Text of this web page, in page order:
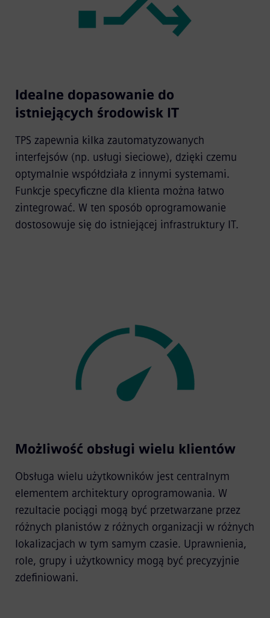
Idealne dopasowanie do
istniejących środowisk IT
TPS zapewnia kilka zautomatyzowanych
interfejsów (np. usługi sieciowe), dzięki czemu
optymalnie współdziała z innymi systemami.
Funkcje specyficzne dla klienta można łatwo
zintegrować. W ten sposób oprogramowanie
dostosowuje się do istniejącej infrastruktury IT.
Możliwość obsługi wielu klientów
Obsługa wielu użytkowników jest centralnym
elementem architektury oprogramowania. W
rezultacie pociągi mogą być przetwarzane przez
różnych planistów z różnych organizacji w różnych
lokalizacjach w tym samym czasie. Uprawnienia,
role, grupy i użytkownicy mogą być precyzyjnie
zdefiniowani.